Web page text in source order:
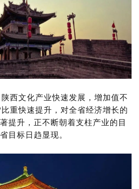
西文化产业快速发展，增加值不
重快速提升，对全省经济增长的
提升，正不断朝着支柱产业的目
目标日趋显现。